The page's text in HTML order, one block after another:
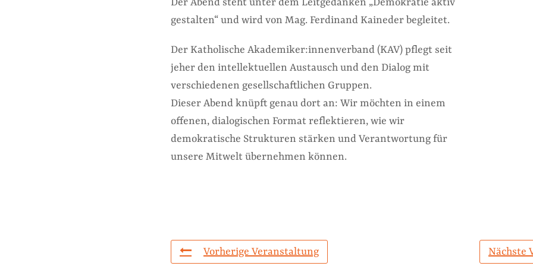
Der Abend steht unter dem Leitgedanken „Demokratie aktiv
gestalten“ und wird von Mag. Ferdinand Kaineder begleitet.
Der Katholische Akademiker:innenverband (KAV) pflegt seit
jeher den intellektuellen Austausch und den Dialog mit
verschiedenen gesellschaftlichen Gruppen.
Dieser Abend knüpft genau dort an: Wir möchten in einem
offenen, dialogischen Format reflektieren, wie wir
demokratische Strukturen stärken und Verantwortung für
unsere Mitwelt übernehmen können.
Vorherige Veranstaltung Nächste